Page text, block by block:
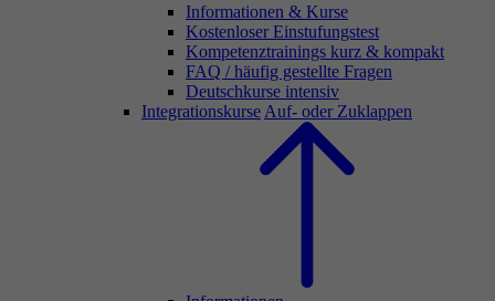
Informationen & Kurse
Kostenloser Einstufungstest
Kompetenztrainings kurz & kompakt
FAQ / häufig gestellte Fragen
Deutschkurse intensiv
Integrationskurse Auf- oder Zuklappen